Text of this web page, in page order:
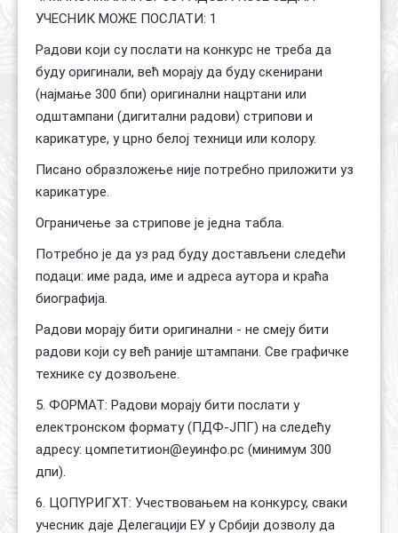
УЧЕСНИК МОЖЕ ПОСЛАТИ: 1
Радови који су послати на конкурс не треба да
буду оригинали, већ морају да буду скенирани
(најмање 300 бпи) оригинални нацртани или
одштампани (дигитални радови) стрипови и
карикатуре, у црно белој техници или колору.
Писано образложење није потребно приложити уз
карикатуре.
Ограничење за стрипове је једна табла.
Потребно је да уз рад буду достављени следећи
подаци: име рада, име и адреса аутора и краћа
биографија.
Радови морају бити оригинални - не смеју бити
радови који су већ раније штампани. Све графичке
технике су дозвољене.
5. ФОРМАТ: Радови морају бити послати у
електронском формату (ПДФ-ЈПГ) на следећу
адресу: цомпетитион@еуинфо.рс (минимум 300
дпи).
6. ЦОПYРИГХТ: Учествовањем на конкурсу, сваки
учесник даје Делегацији ЕУ у Србији дозволу да